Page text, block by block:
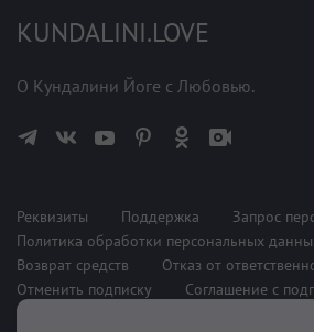
KUNDALINI.LOVE
О Кундалини Йоге с Любовью.
Реквизиты Поддержка
Запрос
Политика обработки персональных
Возврат средств
Отказ от
Отменить подписку
Соглашение с